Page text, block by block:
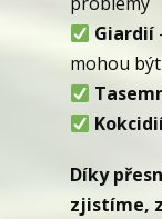
Giardií
mohou
Díky
zjistíme,